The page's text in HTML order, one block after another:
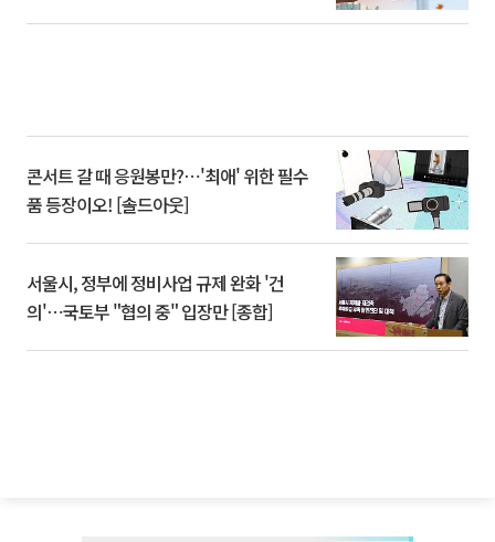
콘서트 갈 때 응원봉만?⋯'최애' 위한 필수
품 등장이오! [솔드아웃]
서울시, 정부에 정비사업 규제 완화 '건
의'⋯국토부 "협의 중" 입장만 [종합]